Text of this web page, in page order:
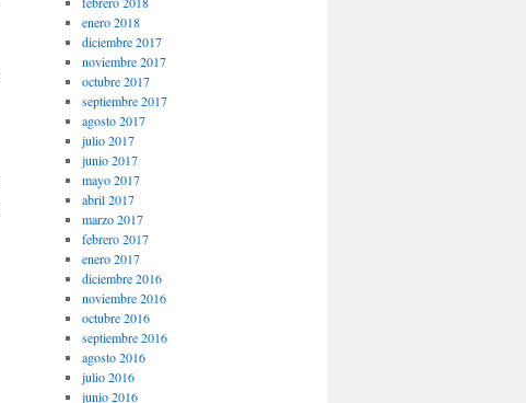
enero 2018
diciembre 2017
noviembre 2017
octubre 2017
septiembre 2017
agosto 2017
julio 2017
junio 2017
mayo 2017
abril 2017
marzo 2017
febrero 2017
enero 2017
diciembre 2016
noviembre 2016
octubre 2016
septiembre 2016
agosto 2016
julio 2016
junio 2016